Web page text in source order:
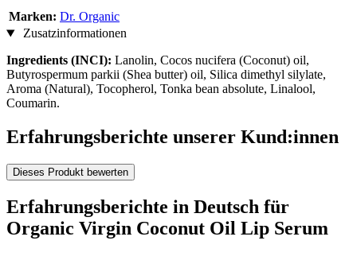
Marken: Dr. Organic
Zusatzinformationen
Ingredients (INCI): Lanolin, Cocos nucifera (Coconut) oil,
Butyrospermum parkii (Shea butter) oil, Silica dimethyl silylate,
Aroma (Natural), Tocopherol, Tonka bean absolute, Linalool,
Coumarin.
Erfahrungsberichte unserer Kund:innen
Dieses Produkt bewerten
Erfahrungsberichte in Deutsch für
Organic Virgin Coconut Oil Lip Serum